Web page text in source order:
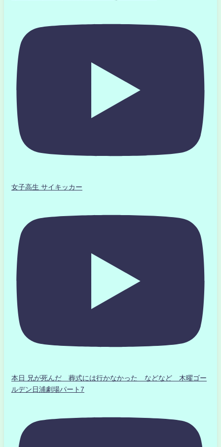
女子高生 サイキッカー
本日 兄が死んだ 葬式には行かなかった などなど 木曜ゴー
ルデン日浦劇場パート7